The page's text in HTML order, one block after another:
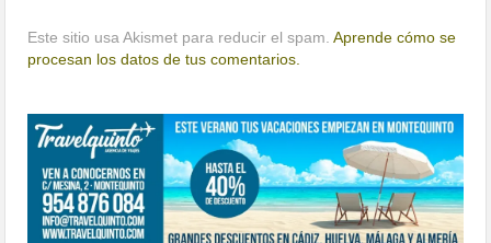
Este sitio usa Akismet para reducir el spam.Aprende cómo se
procesan los datos de tus comentarios.